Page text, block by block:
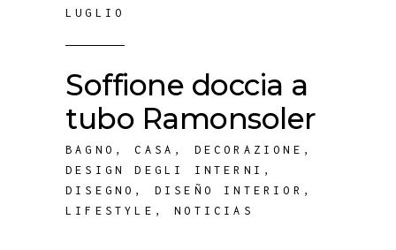
LUGLIO
Soffione doccia a
tubo Ramonsoler
BAGNO ,CASA , DECORAZIONE ,
DESIGN DEGLI INTERNI ,
DISEGNO , DISEÑO INTERIOR ,
LIFESTYLE ,NOTICIAS